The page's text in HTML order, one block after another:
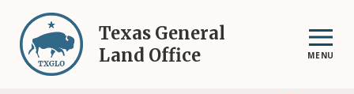
main
content
Texas General
Land Office
MENU